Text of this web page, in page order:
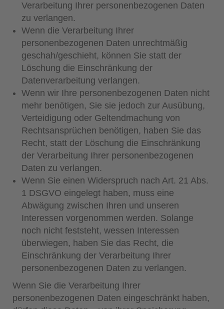
Verarbeitung Ihrer personenbezogenen Daten
zu verlangen.
Wenn die Verarbeitung Ihrer
personenbezogenen Daten unrechtmäßig
geschah/geschieht, können Sie statt der
Löschung die Einschränkung der
Datenverarbeitung verlangen.
Wenn wir Ihre personenbezogenen Daten nicht
mehr benötigen, Sie sie jedoch zur Ausübung,
Verteidigung oder Geltendmachung von
Rechtsansprüchen benötigen, haben Sie das
Recht, statt der Löschung die Einschränkung
der Verarbeitung Ihrer personenbezogenen
Daten zu verlangen.
Wenn Sie einen Widerspruch nach Art. 21 Abs.
1 DSGVO eingelegt haben, muss eine
Abwägung zwischen Ihren und unseren
Interessen vorgenommen werden. Solange
noch nicht feststeht, wessen Interessen
überwiegen, haben Sie das Recht, die
Einschränkung der Verarbeitung Ihrer
personenbezogenen Daten zu verlangen.
Wenn Sie die Verarbeitung Ihrer
personenbezogenen Daten eingeschränkt haben,